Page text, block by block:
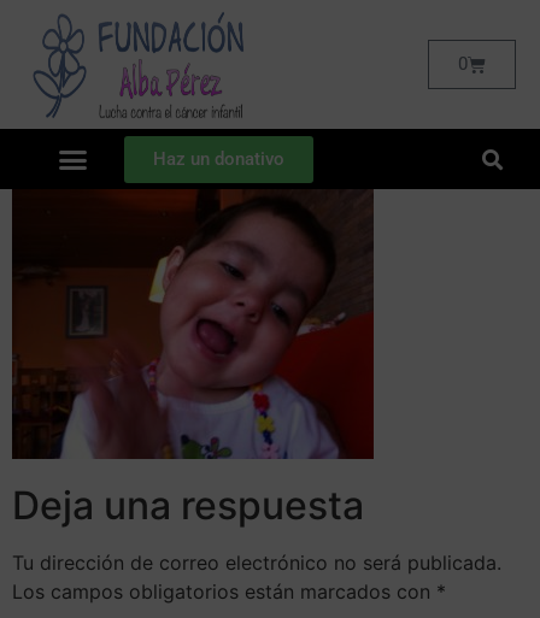
0
Haz un donativo
Deja una respuesta
Tu dirección de correo electrónico no será publicada.
Los campos obligatorios están marcados con *